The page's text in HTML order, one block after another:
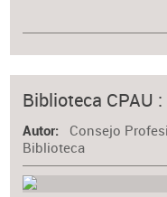
Biblioteca CPAU
Autor
Consejo
Biblioteca